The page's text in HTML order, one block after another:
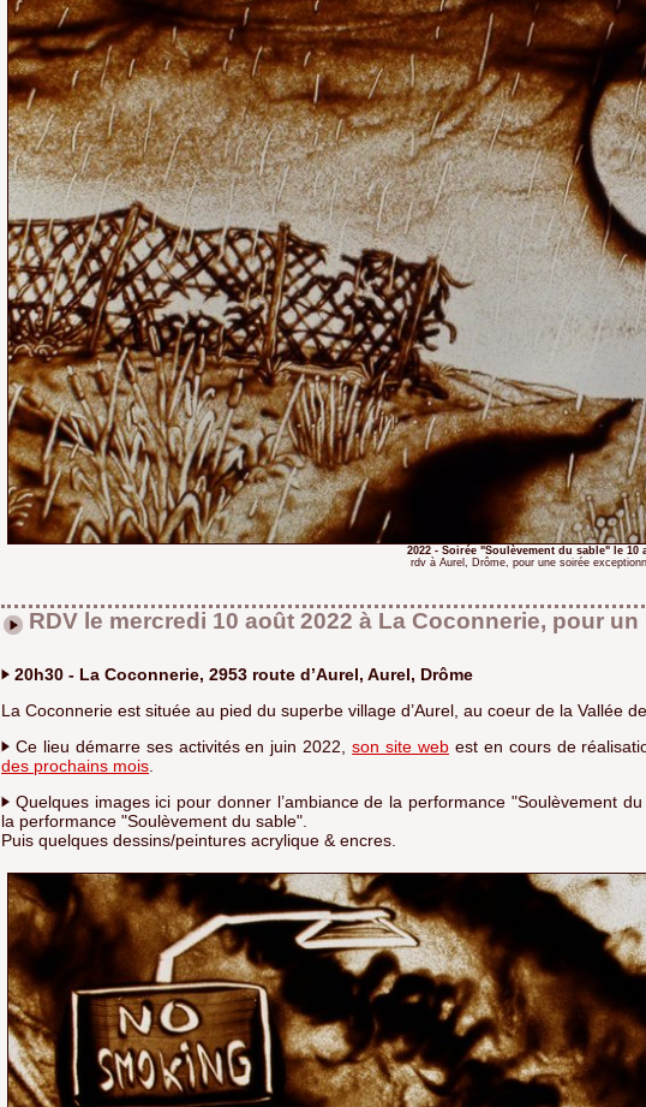
2022 - Soirée "Soulèvement du sable" le 10
rdv à Aurel, Drôme, pour une soirée
RDV le mercredi 10 août 2022 à La Coconnerie, pour
20h30 - La Coconnerie, 2953 route d’Aurel, Aurel, Drôme
La Coconnerie est située au pied du superbe village d’Aurel, au coeur de la Vallée
Ce lieu démarre ses activités en juin 2022,son site webest en cours de
des prochains mois.
Quelques images ici pour donner l’ambiance de la performance "Soulèvement
la performance "Soulèvement du sable".
Puis quelques dessins/peintures acrylique & encres.